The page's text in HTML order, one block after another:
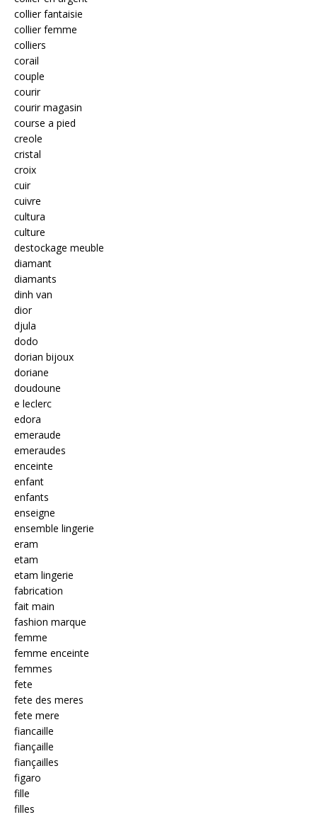
collier fantaisie
collier femme
colliers
corail
couple
courir
courir magasin
course a pied
creole
cristal
croix
cuir
cuivre
cultura
culture
destockage meuble
diamant
diamants
dinh van
dior
djula
dodo
dorian bijoux
doriane
doudoune
e leclerc
edora
emeraude
emeraudes
enceinte
enfant
enfants
enseigne
ensemble lingerie
eram
etam
etam lingerie
fabrication
fait main
fashion marque
femme
femme enceinte
femmes
fete
fete des meres
fete mere
fiancaille
fiançaille
fiançailles
figaro
fille
filles